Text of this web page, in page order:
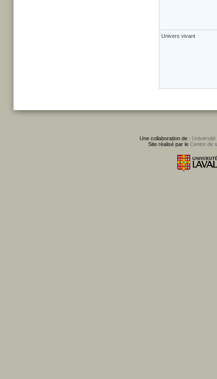
Univers vivant
Une collaboration de : Université
Site réalisé par le Centre de